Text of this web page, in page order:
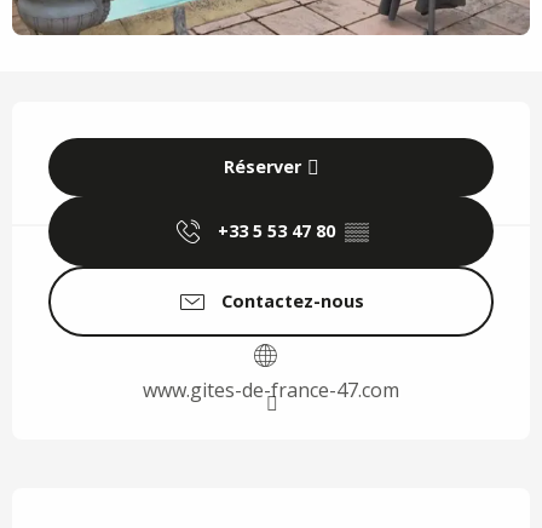
Réserver
+33 5 53 47 80 ▒▒
Contactez-nous
www.gites-de-france-47.com